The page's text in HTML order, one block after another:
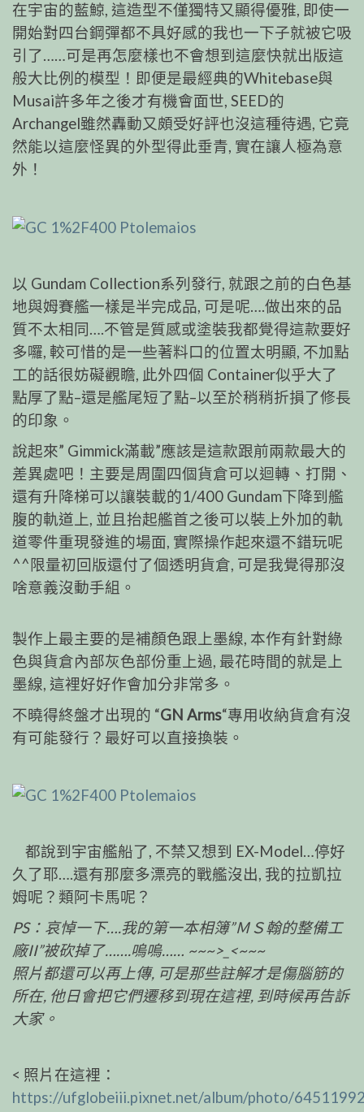
在宇宙的藍鯨, 這造型不僅獨特又顯得優雅, 即使一
開始對四台鋼彈都不具好感的我也一下子就被它吸
引了……可是再怎麼樣也不會想到這麼快就出版這
般大比例的模型！即便是最經典的Whitebase與
Musai許多年之後才有機會面世, SEED的
Archangel雖然轟動又頗受好評也沒這種待遇, 它竟
然能以這麼怪異的外型得此垂青, 實在讓人極為意
外！
以 Gundam Collection系列發行, 就跟之前的白色基
地與姆賽艦一樣是半完成品, 可是呢….做出來的品
質不太相同….不管是質感或塗裝我都覺得這款要好
多囉, 較可惜的是一些著料口的位置太明顯, 不加點
工的話很妨礙觀瞻, 此外四個 Container似乎大了
點厚了點–還是艦尾短了點–以至於稍稍折損了修長
的印象。
說起來” Gimmick滿載”應該是這款跟前兩款最大的
差異處吧！主要是周圍四個貨倉可以迴轉、打開、
還有升降梯可以讓裝載的1/400 Gundam下降到艦
腹的軌道上, 並且抬起艦首之後可以裝上外加的軌
道零件重現發進的場面, 實際操作起來還不錯玩呢
^^限量初回版還付了個透明貨倉, 可是我覺得那沒
啥意義沒動手組。
製作上最主要的是補顏色跟上墨線, 本作有針對綠
色與貨倉內部灰色部份重上過, 最花時間的就是上
墨線, 這裡好好作會加分非常多。
不曉得終盤才出現的 “GN Arms“專用收納貨倉有沒
有可能發行？最好可以直接換裝。
都說到宇宙艦船了, 不禁又想到 EX-Model…停好
久了耶….還有那麼多漂亮的戰艦沒出, 我的拉凱拉
姆呢？類阿卡馬呢？
PS：哀悼一下….我的第一本相簿”ＭＳ翰的整備工
廠II”被砍掉了…….嗚嗚…… ~~~>_<~~~
照片都還可以再上傳, 可是那些註解才是傷腦筋的
所在, 他日會把它們遷移到現在這裡, 到時候再告訴
大家。
< 照片在這裡：
https://ufglobeiii.pixnet.net/album/photo/